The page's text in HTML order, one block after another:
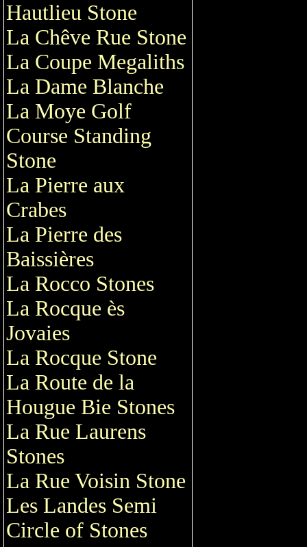
Hautlieu Stone
La Chêve Rue Stone
La Coupe Megaliths
La Dame Blanche
La Moye Golf
Course Standing
Stone
La Pierre aux
Crabes
La Pierre des
Baissières
La Rocco Stones
La Rocque ès
Jovaies
La Rocque Stone
La Route de la
Hougue Bie Stones
La Rue Laurens
Stones
La Rue Voisin Stone
Les Landes Semi
Circle of Stones